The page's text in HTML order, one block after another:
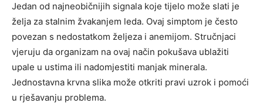
Jedan od najneobičnijih signala koje tijelo može slati je
želja za stalnim žvakanjem leda. Ovaj simptom je često
povezan s nedostatkom željeza i anemijom. Stručnjaci
vjeruju da organizam na ovaj način pokušava ublažiti
upale u ustima ili nadomjestiti manjak minerala.
Jednostavna krvna slika može otkriti pravi uzrok i pomoći
u rješavanju problema.